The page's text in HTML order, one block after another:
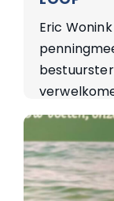
Eric